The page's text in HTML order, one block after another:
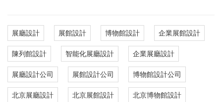
展廳設計 展館設計 博物館設計 企業展館設計
陳列館設計 智能化展廳設計 企業展廳設計
展廳設計公司 展館設計公司 博物館設計公司
北京展廳設計 北京展館設計 北京博物館設計